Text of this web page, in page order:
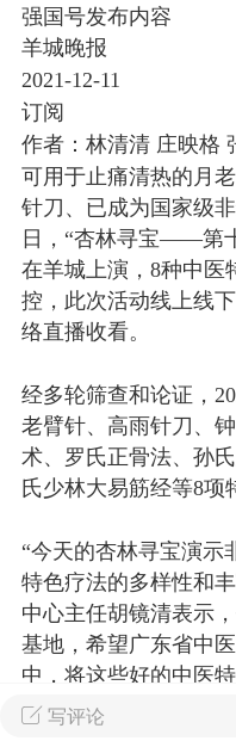
节气气象
·特急预警】关
节返乡期间“闪
急提示
如何
【养
小
卫通：内经视角
养要义
0
女子
养颜
写评论
强国号发布内容
羊城晚报
2021-12-11
订阅
作者：林清清 庄映格
可用于止痛清热的月
针刀、已成为国家级
日，“杏林寻宝——第
在羊城上演，8种中医
控，此次活动线上线
络直播收看。
经多轮筛查和论证，
老臂针、高雨针刀、
术、罗氏正骨法、孙
氏少林大易筋经等8项
“今天的杏林寻宝演示
特色疗法的多样性和
中心主任胡镜清表示
基地，希望广东省中
中，将这些好的中医
书，加强推广、交流